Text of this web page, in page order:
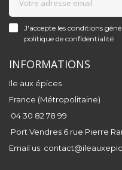
J'accepte les conditions
politique de confidentialité
INFORMATIONS
Ile aux épices
France (Métropolitaine)
04 30 82 78 99
Port Vendres 6 rue Pierre
Email us: